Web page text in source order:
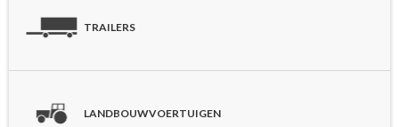
TRAILERS
LANDBOUWVOERTUIGEN